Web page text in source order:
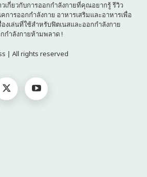
วเกี่ยวกับการออกกำลังกายที่คุณอยากรู้ รีวิว
ารออกกำลังกาย อาหารเสริมและอาหารเพื่อ
งเล่นที่ใช้สำหรับฟิตเนสและออกกำลังกาย
กำลังกายห้ามพลาด !
| All rights reserved